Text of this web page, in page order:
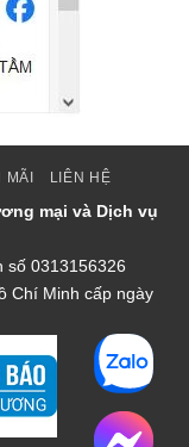
MÃI LIÊN HỆ
mại và Dịch vụ
số 0313156326
Chí Minh cấp ngày